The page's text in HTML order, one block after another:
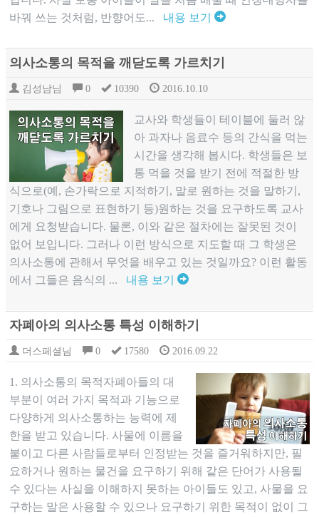
바꿔 쓰는 것처럼, 반향어도... 내용 보기
의사소통의 목적을 깨닫도록 가르치기
김성남님 0 10390 2016.10.10
교사와 학생들이 테이블에 둘러 않
아 과자나 음료수 등의 간식을 먹는
시간을 생각해 봅시다. 학생들은 보
통 먹을 것을 받기 전에 적절한 방
식으로(예, 손가락으로 지적하기, 말로 원하는 것을 말하기,
기호나 그림으로 표현하기 등)원하는 것을 요구하도록 교사
에게 요청받습니다. 물론, 이와 같은 절차에는 잘못된 것이
없어 보입니다. 그러나 이런 방식으로 지도할 때 그 학생은
의사소통에 관해서 무엇을 배우고 있는 것일까요? 이런 활동
에서 그들은 음식의 ... 내용 보기
자폐아의 의사소통 특성 이해하기
더스페셜님 0 17580 2016.09.22
1. 의사소통의 목적자폐아들의 대
부분이 여러 가지 목적과 기능으로
다양하게 의사소통하는 능력에 제
한을 받고 있습니다. 사물에 이름을
붙이고 다른 사람들로부터 인정받는 것을 즐거워하지만, 필
요하거나 원하는 물건을 요구하기 위해 같은 단어가 사용될
수 있다는 사실을 이해하지 못하는 아이들도 있고, 사물을 요
구하는 말은 사용할 수 있으나 요구하기 위한 목적이 없이 그